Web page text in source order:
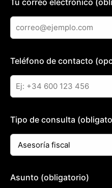
Teléfono de contacto
Tipo de consulta
Asunto (obligatorio)